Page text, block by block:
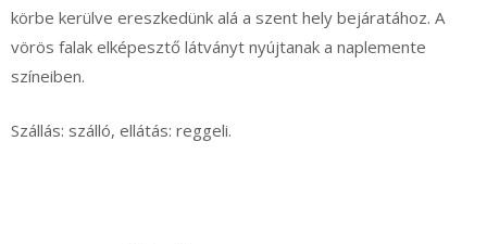
körbe kerülve ereszkedünk alá a szent hely bejáratához. A
vörös falak elképesztő látványt nyújtanak a naplemente
színeiben.
Szállás: szálló, ellátás: reggeli.